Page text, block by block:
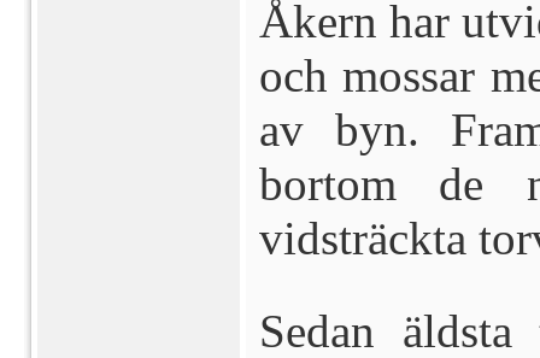
Åkern har
och mossar
av byn.
bortom de
vidsträckta
Sedan